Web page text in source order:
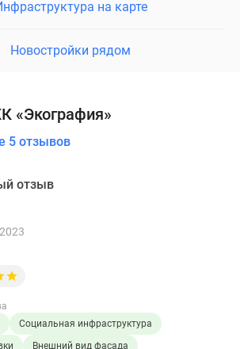
на карте
Новостройки рядом
«Экография»
5 отзывов
отзыв
Социальная инфраструктура
Внешний вид фасада